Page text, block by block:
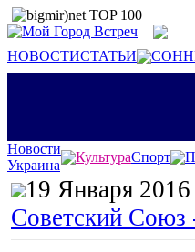
НОВОСТИСТАТЬИ
Новости
Украина
КультураСпорт
19 Января 2016
Советский Союз